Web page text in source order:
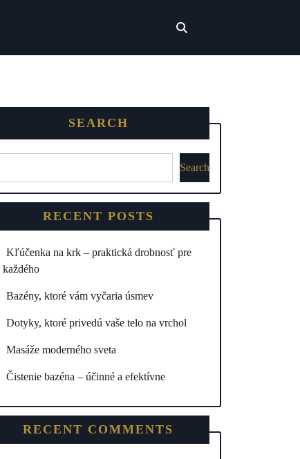
SEARCH
Search
RECENT POSTS
Kľúčenka na krk – praktická drobnosť pre
každého
Bazény, ktoré vám vyčaria úsmev
Dotyky, ktoré privedú vaše telo na vrchol
Masáže moderného sveta
Čistenie bazéna – účinné a efektívne
RECENT COMMENTS